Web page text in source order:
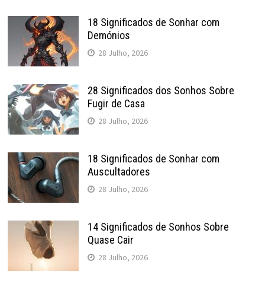
18 Significados de Sonhar com
Demónios
28 Julho, 2026
28 Significados dos Sonhos Sobre
Fugir de Casa
28 Julho, 2026
18 Significados de Sonhar com
Auscultadores
28 Julho, 2026
14 Significados de Sonhos Sobre
Quase Cair
28 Julho, 2026